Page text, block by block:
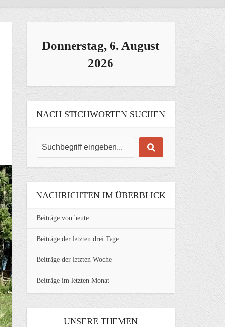
Donnerstag, 6. August
2026
NACH STICHWORTEN SUCHEN
NACHRICHTEN IM ÜBERBLICK
Beiträge von heute
Beiträge der letzten drei Tage
Beiträge der letzten Woche
Beiträge im letzten Monat
UNSERE THEMEN